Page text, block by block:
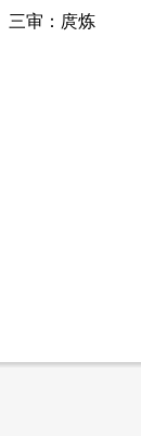
三审： 庹炼